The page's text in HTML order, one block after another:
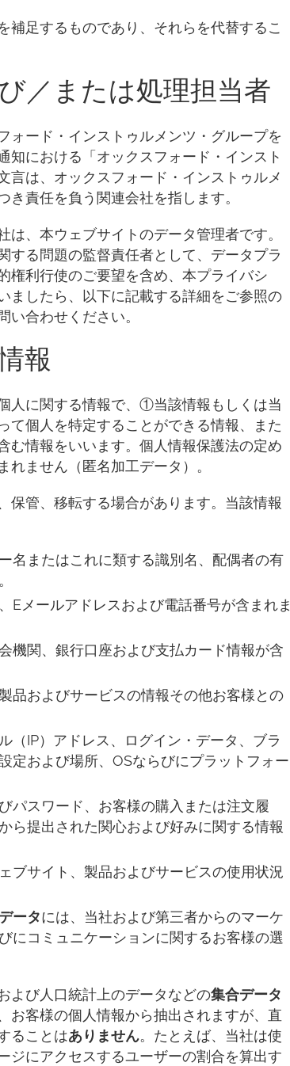
足するものであり、それらを代替するこ
／または処理担当者
ォード・インストゥルメンツ・グループを
知における「オックスフォード・インスト
言は、オックスフォード・インストゥルメ
責任を負う関連会社を指します。
、本ウェブサイトのデータ管理者です。
する問題の監督責任者として、データプラ
権利行使のご要望を含め、本プライバシ
ましたら、以下に記載する詳細をご参照の
い合わせください。
報
人に関する情報で、①当該情報もしくは当
て個人を特定することができる情報、また
情報をいいます。個人情報保護法の定め
ません（匿名加工データ）。
保管、移転する場合があります。当該情報
名またはこれに類する識別名、配偶者の有
Eメールアドレスおよび電話番号が含まれま
機関、銀行口座および支払カード情報が含
品およびサービスの情報その他お客様との
（IP）アドレス、ログイン・データ、ブラ
定および場所、OSならびにプラットフォー
パスワード、お客様の購入または注文履
ら提出された関心および好みに関する情報
ブサイト、製品およびサービスの使用状況
ータには、当社および第三者からのマーケ
にコミュニケーションに関するお客様の選
よび人口統計上のデータなどの集合データ
お客様の個人情報から抽出されますが、直
ることはありません。たとえば、当社は使
ジにアクセスするユーザーの割合を算出す